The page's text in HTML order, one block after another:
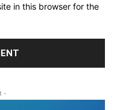
in this browser for the
-